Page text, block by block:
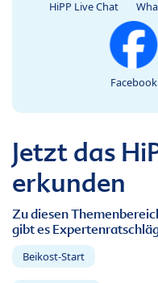
HiPP Live Chat
Facebook
Jetzt das
erkunden
Zu diesen
gibt es
Beikost-Start